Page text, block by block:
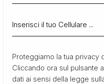
Proteggiamo la tua privacy
Cliccando ora sul pulsante
dati ai sensi della legge